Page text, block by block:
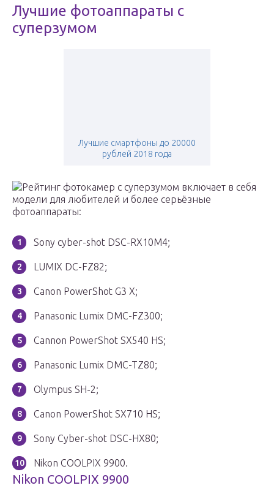
Лучшие фотоаппараты с
суперзумом
Лучшие смартфоны до 20000
рублей 2018 года
Рейтинг фотокамер с суперзумом включает в себя
модели для любителей и более серьёзные
фотоаппараты:
Sony cyber-shot DSC-RX10M4;
LUMIX DC-FZ82;
Canon PowerShot G3 X;
Panasonic Lumix DMC-FZ300;
Cannon PowerShot SX540 HS;
Panasonic Lumix DMC-TZ80;
Olympus SH-2;
Canon PowerShot SX710 HS;
Sony Cyber-shot DSC-HX80;
Nikon COOLPIX 9900.
Nikon COOLPIX 9900